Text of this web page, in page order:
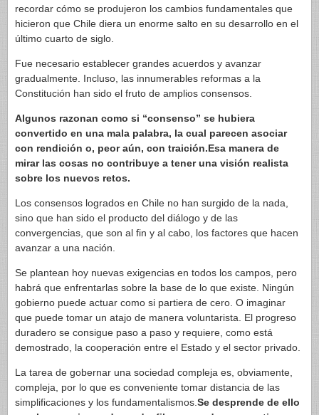
recordar cómo se produjeron los cambios fundamentales que
hicieron que Chile diera un enorme salto en su desarrollo en el
último cuarto de siglo.
Fue necesario establecer grandes acuerdos y avanzar
gradualmente. Incluso, las innumerables reformas a la
Constitución han sido el fruto de amplios consensos.
Algunos razonan como si “consenso” se hubiera
convertido en una mala palabra, la cual parecen asociar
con rendición o, peor aún, con traición.Esa manera de
mirar las cosas no contribuye a tener una visión realista
sobre los nuevos retos.
Los consensos logrados en Chile no han surgido de la nada,
sino que han sido el producto del diálogo y de las
convergencias, que son al fin y al cabo, los factores que hacen
avanzar a una nación.
Se plantean hoy nuevas exigencias en todos los campos, pero
habrá que enfrentarlas sobre la base de lo que existe. Ningún
gobierno puede actuar como si partiera de cero. O imaginar
que puede tomar un atajo de manera voluntarista. El progreso
duradero se consigue paso a paso y requiere, como está
demostrado, la cooperación entre el Estado y el sector privado.
La tarea de gobernar una sociedad compleja es, obviamente,
compleja, por lo que es conveniente tomar distancia de las
simplificaciones y los fundamentalismos. Se desprende de ello